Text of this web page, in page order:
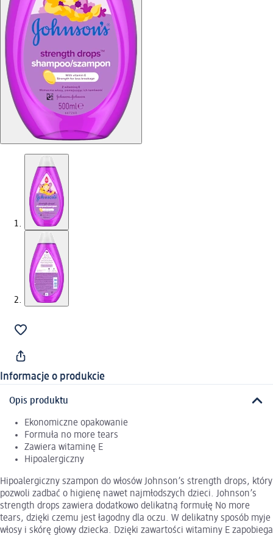
Informacje o produkcie
Opis produktu
Ekonomiczne opakowanie
Formuła no more tears
Zawiera witaminę E
Hipoalergiczny
Hipoalergiczny szampon do włosów Johnson’s strength drops, który
pozwoli zadbać o higienę nawet najmłodszych dzieci. Johnson’s
strength drops zawiera dodatkowo delikatną formułę No more
tears, dzięki czemu jest łagodny dla oczu. W delikatny sposób myje
włosy i skórę głowy dziecka. Dzięki zawartości witaminy E zapobiega